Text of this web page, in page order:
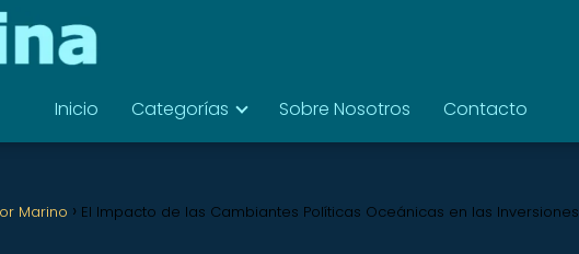
Inicio Categorías Sobre Nosotros Contacto
Marino
El Impacto de las Cambiantes Políticas Oceánicas en las Inversiones